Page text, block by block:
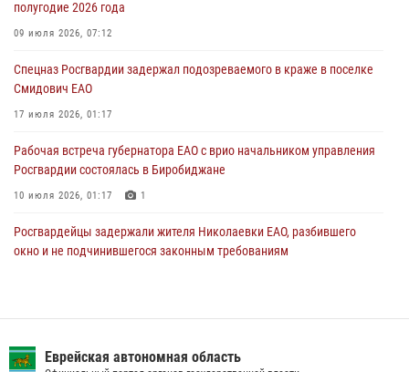
Росгвардейцы задержали гражданина за хулиганство и попытку
29 июля 2026, 01:05
полугодие 2026 года
09 июля 2026, 07:12
Спецназ Росгвардии задержал подозреваемого в краже в поселке
Смидович ЕАО
17 июля 2026, 01:17
Рабочая встреча губернатора ЕАО с врио начальником управления
Росгвардии состоялась в Биробиджане
10 июля 2026, 01:17 1
Росгвардейцы задержали жителя Николаевки ЕАО, разбившего
окно и не подчинившегося законным требованиям
07 июля 2026, 06:28
Еврейская автономная область